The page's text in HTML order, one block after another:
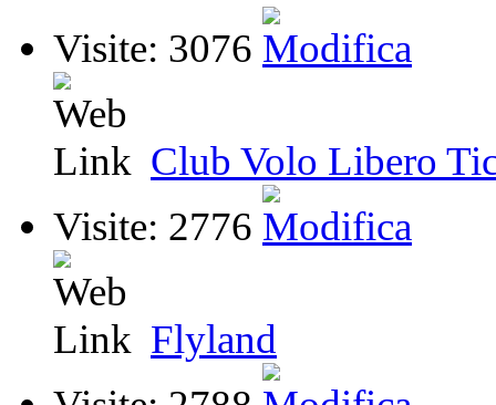
Visite: 3076
Club Volo Libero
Visite: 2776
Flyland